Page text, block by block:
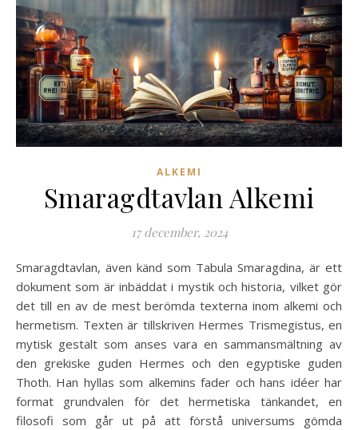
ALKEMI
Smaragdtavlan Alkemi
17 december, 2024
Smaragdtavlan, även känd som Tabula Smaragdina, är ett
dokument som är inbäddat i mystik och historia, vilket gör
det till en av de mest berömda texterna inom alkemi och
hermetism. Texten är tillskriven Hermes Trismegistus, en
mytisk gestalt som anses vara en sammansmältning av
den grekiske guden Hermes och den egyptiske guden
Thoth. Han hyllas som alkemins fader och hans idéer har
format grundvalen för det hermetiska tänkandet, en
filosofi som går ut på att förstå universums gömda